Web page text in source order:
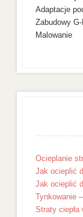
Adaptacje
Zabudowy G-
Malowanie
Ocieplanie
Jak ocieplić
Jak ocieplić
Tynkowanie
Straty ciepła